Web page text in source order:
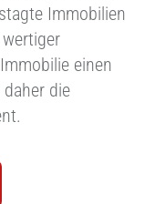
Immobilien
einen
die